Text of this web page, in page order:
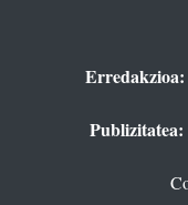
Erredakzioa:
Publizitatea: